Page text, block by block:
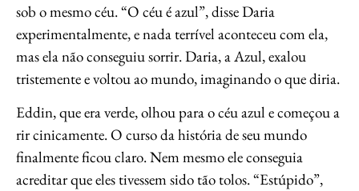
sob o mesmo céu. “O céu é azul”, disse Daria
experimentalmente, e nada terrível aconteceu com ela,
mas ela não conseguiu sorrir. Daria, a Azul, exalou
tristemente e voltou ao mundo, imaginando o que diria.
Eddin, que era verde, olhou para o céu azul e começou a
rir cinicamente. O curso da história de seu mundo
finalmente ficou claro. Nem mesmo ele conseguia
acreditar que eles tivessem sido tão tolos. “Estúpido”,